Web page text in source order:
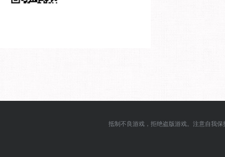
抵制不良游戏，拒绝盗版游戏。注意自我